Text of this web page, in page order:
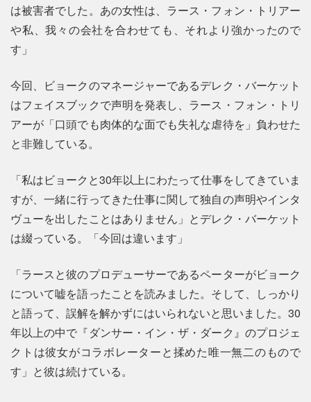
は被害者でした。あの女性は、ラース・フォン・トリアー
や私、我々の会社を合わせても、それより強かったので
す」
今回、ビョークのマネージャーであるデレク・バーケット
はフェイスブックで声明を発表し、ラース・フォン・トリ
アーが「口頭でも肉体的な面でも失礼な虐待を」負わせた
と非難している。
「私はビョークと30年以上にわたって仕事をしてきていま
すが、一緒に行ってきた仕事に関して独自の声明やインタ
ヴューを出したことはありません」とデレク・バーケット
は綴っている。「今回は違います」
「ラースと彼のプロデューサーであるペーターがビョーク
について嘘を語ったことを読みました。そして、しっかり
と語って、誤解を解かずにはいられないと思いました。30
年以上の中で『ダンサー・イン・ザ・ダーク』のプロジェ
クトは彼女がコラボレーターと揉めた唯一無二のもので
す」と彼は続けている。